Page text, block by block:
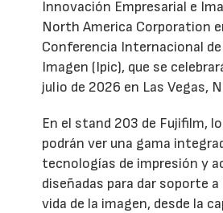
Innovación Empresarial e
North America Corporation
Conferencia Internacional
Imagen (Ipic), que se
julio de 2026 en Las Vegas,
En el stand 203 de Fujifilm,
podrán ver una gama
tecnologías de impresión y
diseñadas para dar soporte
vida de la imagen, desde la